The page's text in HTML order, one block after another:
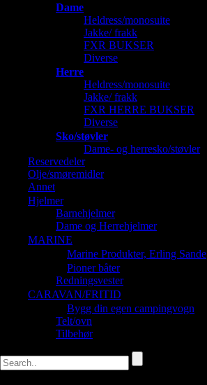
Dame
Heldress/monosuite
Jakke/ frakk
FXR BUKSER
Diverse
Herre
Heldress/monosuite
Jakke/ frakk
FXR HERRE BUKSER
Diverse
Sko/støvler
Dame- og herresko/støvler
Reservedeler
Olje/smøremidler
Annet
Hjelmer
Barnehjelmer
Dame og Herrehjelmer
MARINE
Marine Produkter, Erling Sande
Pioner båter
Redningsvester
CARAVAN/FRITID
Bygg din egen campingvogn
Telt/ovn
Tilbehør